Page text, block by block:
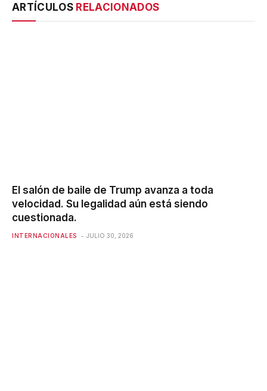
ARTÍCULOS RELACIONADOS
El salón de baile de Trump avanza a toda
velocidad. Su legalidad aún está siendo
cuestionada.
INTERNACIONALES JULIO 30, 2026